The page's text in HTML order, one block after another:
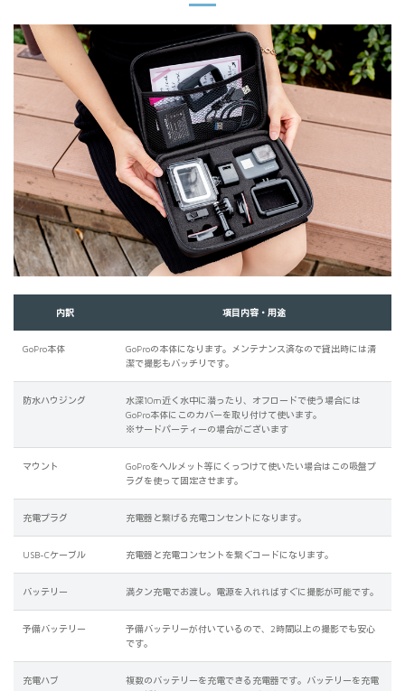
内訳 項目内容・用途
GoPro本体
GoProの本体になります。メンテナンス済なので貸出時には清
潔で撮影もバッチリです。
防水ハウジング
水深10m近く水中に潜ったり、オフロードで使う場合には
GoPro本体にこのカバーを取り付けて使います。
※サードパーティーの場合がございます
マウント
GoProをヘルメット等にくっつけて使いたい場合はこの吸盤プ
ラグを使って固定させます。
充電プラグ 充電器と繋げる充電コンセントになります。
USB-Cケーブル 充電器と充電コンセントを繋ぐコードになります。
バッテリー 満タン充電でお渡し。電源を入れればすぐに撮影が可能です。
予備バッテリー
予備バッテリーが付いているので、2時間以上の撮影でも安心
です。
充電ハブ
複数のバッテリーを充電できる充電器です。バッテリーを充電